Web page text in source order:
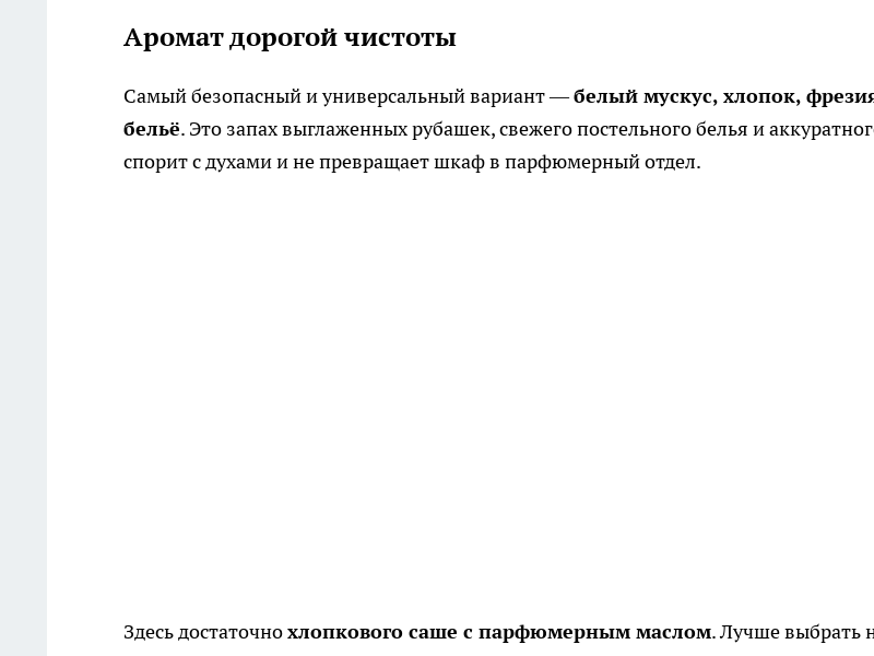
Аромат дорогой чистоты
Самый безопасный и универсальный вариант —белый мускус, хлопок,
бельё. Это запах выглаженных рубашек, свежего постельного белья и
спорит с духами и не превращает шкаф в парфюмерный отдел.
Здесь достаточнохлопкового саше с парфюмерным маслом. Лучше выбрать